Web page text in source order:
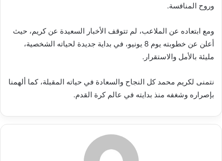
وروح المنافسة.
ومع ابتعاده عن الملاعب، لم تتوقف الأخبار السعيدة عن كريم، حيث
أعلن عن خطوبته يوم 8 يونيو، في بداية جديدة لحياته الشخصية،
مليئة بالأمل والاستقرار.
نتمنى لكريم محمد كل النجاح والسعادة في حياته المقبلة، كما ألهمنا
بإصراره وشغفه منذ بدايته في عالم كرة القدم.